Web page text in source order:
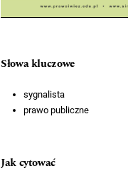
Słowa kluczowe
sygnalista
prawo publiczne
Jak cytować